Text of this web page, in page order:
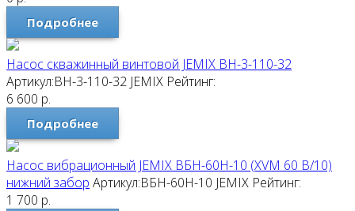
Подробнее
Насос скважинный винтовой JEMIX ВН-3-110-32
Артикул:ВН-3-110-32 JEMIX Рейтинг:
6 600 р.
Подробнее
Насос вибрационный JEMIX ВБН-60Н-10 (XVM 60 В/10)
нижний забор Артикул:ВБН-60Н-10 JEMIX Рейтинг:
1 700 р.